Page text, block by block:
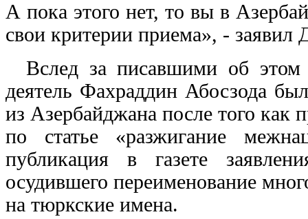
А пока этого нет, то вы в
свои критерии приема», - заявил
Вслед за писавшими об
деятель Фахраддин Абосзода
из Азербайджана после того как
по статье «разжигание
публикация в газете
осудившего переименование
на тюркские имена.